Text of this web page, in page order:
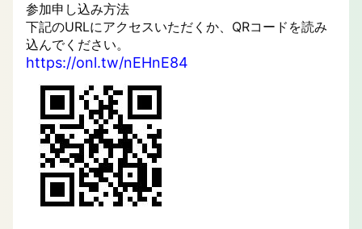
参加申し込み方法
下記のURLにアクセスいただくか、QRコードを読み
込んでください。
https://onl.tw/nEHnE84